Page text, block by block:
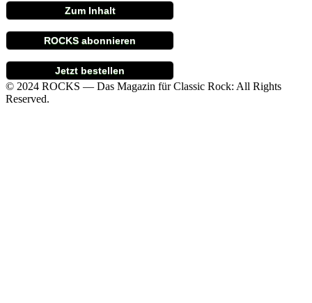
Zum Inhalt
ROCKS abonnieren
Jetzt bestellen
© 2024 ROCKS — Das Magazin für Classic Rock: All Rights
Reserved.